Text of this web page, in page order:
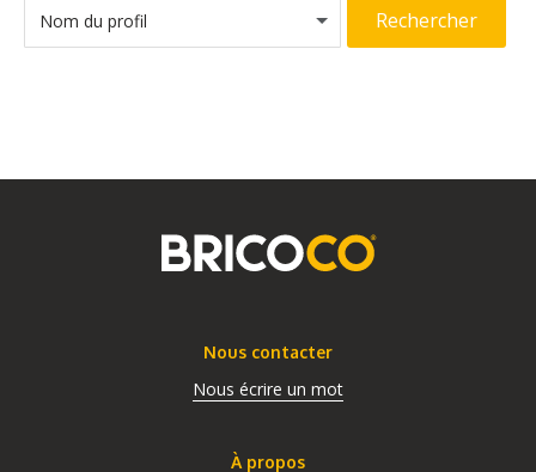
Nom du profil Rechercher
Nous contacter
Nous écrire un mot
À propos